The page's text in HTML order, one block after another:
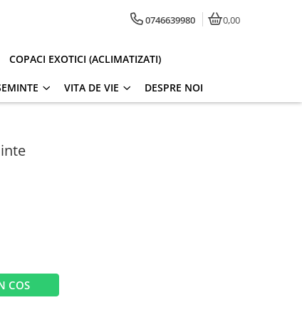
0746639980 0,00
COPACI EXOTICI (ACLIMATIZATI)
VITA DE VIE DESPRE NOI
COS